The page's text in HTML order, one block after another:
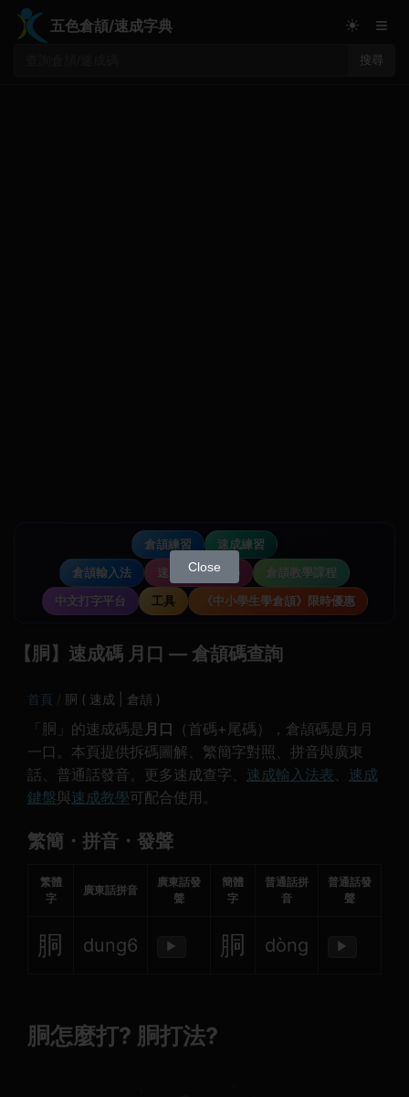
五色倉頡/速成字典
搜尋
☀ ≡
倉頡練習
速成練習
倉頡輸入法
速成輸入法教學
倉頡教學課程
中文打字平台
工具 《中小學生學倉頡》限時優惠
【胴】速成碼 月口 — 倉頡碼查詢
首頁 胴 ( 速成 | 倉頡 )
「胴」的速成碼是 月口 （首碼+尾碼），倉頡碼是月月
一口。本頁提供拆碼圖解、繁簡字對照、拼音與廣東
話、普通話發音。更多速成查字、 速成輸入法表、 速成
鍵盤與速成教學可配合使用。
繁簡・拼音・發聲
繁體
字
廣東話拼音
廣東話發
聲
簡體
字
普通話拼
音
普通話發
聲
胴 dung6 ▶ 胴 dòng ▶
胴怎麼打? 胴打法?
Close